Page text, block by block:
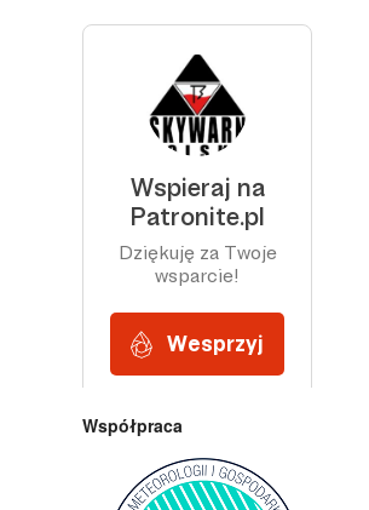
Współpraca